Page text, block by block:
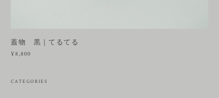
蓋物 黒｜てるてる
¥8,800
CATEGORIES